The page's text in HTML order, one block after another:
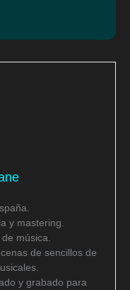
y mastering.
música.
de sencillos de
y grabado para